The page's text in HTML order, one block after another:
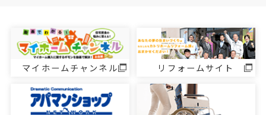
マイホームチャンネル リフォームサイト